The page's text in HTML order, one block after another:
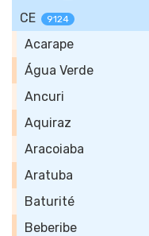
CE 9124
Acarape
Água Verde
Ancuri
Aquiraz
Aracoiaba
Aratuba
Baturité
Beberibe